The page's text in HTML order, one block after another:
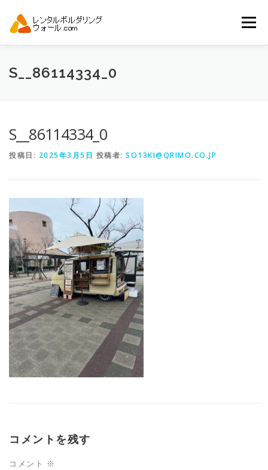
メニュー
トップ 自動見積り
S__86114334_0
S__86114334_0
投稿日: 2025年3月5日 投稿者: SO13KI@QRIMO.CO.JP
コメントを残す
コメント ※